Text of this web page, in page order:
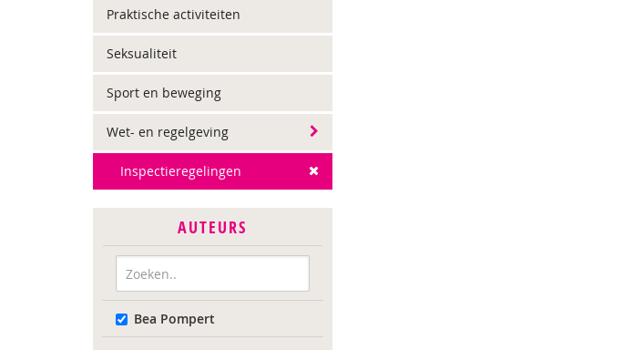
Praktische activiteiten
Seksualiteit
Sport en beweging
Wet- en regelgeving
Inspectieregelingen
AUTEURS
Bea Pompert